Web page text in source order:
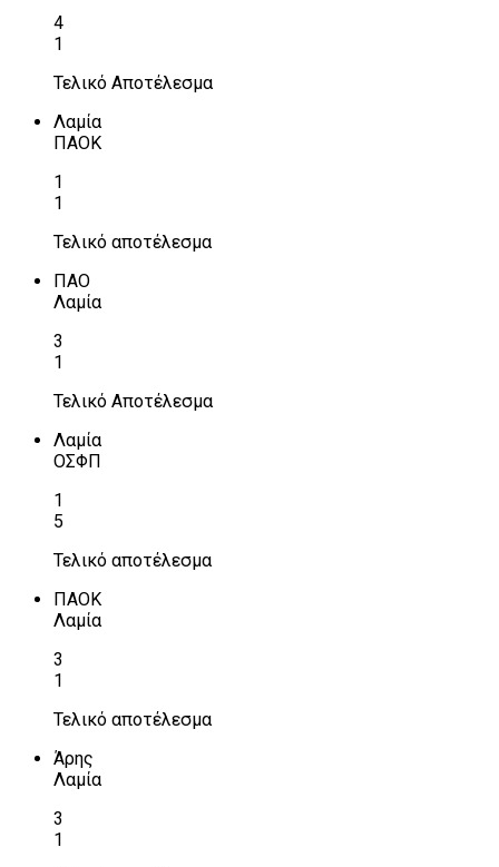
4
1
Τελικό Αποτέλεσμα
Λαμία
ΠΑΟΚ
1
1
Τελικό αποτέλεσμα
ΠΑΟ
Λαμία
3
1
Τελικό Αποτέλεσμα
Λαμία
ΟΣΦΠ
1
5
Τελικό αποτέλεσμα
ΠΑΟΚ
Λαμία
3
1
Τελικό αποτέλεσμα
Άρης
Λαμία
3
1